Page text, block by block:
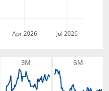
Apr 2026 Jul 2026
3M 6M